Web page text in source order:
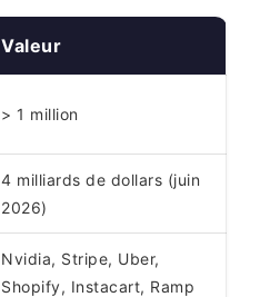
Valeur
> 1 million
4 milliards de dollars (juin
2026)
Nvidia, Stripe, Uber,
Shopify, Instacart, Ramp